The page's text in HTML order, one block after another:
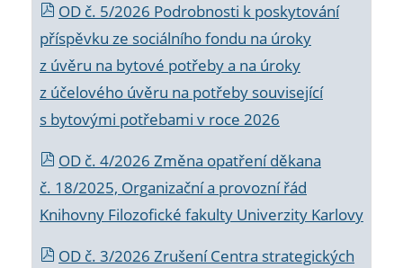
OD č. 5/2026 Podrobnosti k poskytování
příspěvku ze sociálního fondu na úroky
z úvěru na bytové potřeby a na úroky
z účelového úvěru na potřeby související
s bytovými potřebami v roce 2026
OD č. 4/2026 Změna opatření děkana
č. 18/2025, Organizační a provozní řád
Knihovny Filozofické fakulty Univerzity Karlovy
OD č. 3/2026 Zrušení Centra strategických